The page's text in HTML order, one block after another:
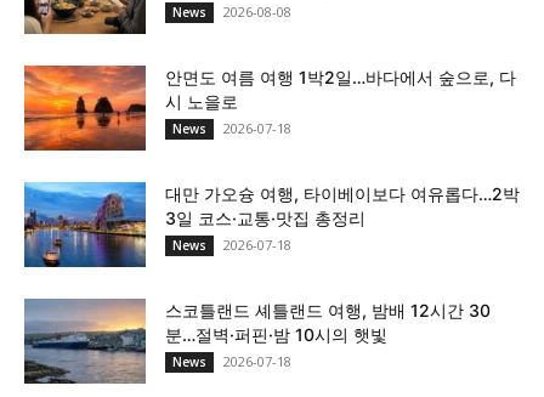
News 2026-08-08
안면도 여름 여행 1박2일…바다에서 숲으로, 다
시 노을로
News 2026-07-18
대만 가오슝 여행, 타이베이보다 여유롭다…2박
3일 코스·교통·맛집 총정리
News 2026-07-18
스코틀랜드 셰틀랜드 여행, 밤배 12시간 30
분…절벽·퍼핀·밤 10시의 햇빛
News 2026-07-18